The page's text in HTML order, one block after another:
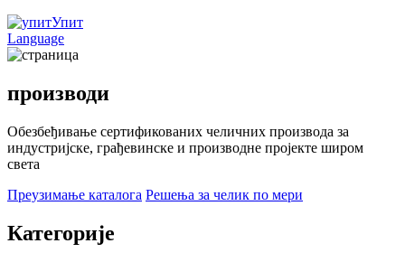
Упит
Language
производи
Обезбеђивање сертификованих челичних производа за
индустријске, грађевинске и производне пројекте широм
света
Преузимање каталога Решења за челик по мери
Категорије